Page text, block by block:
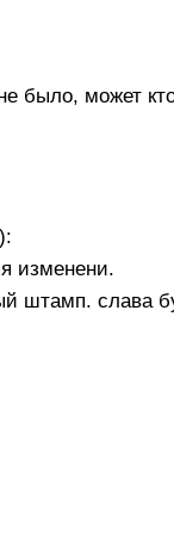
было, может
изменени.
штамп. слава